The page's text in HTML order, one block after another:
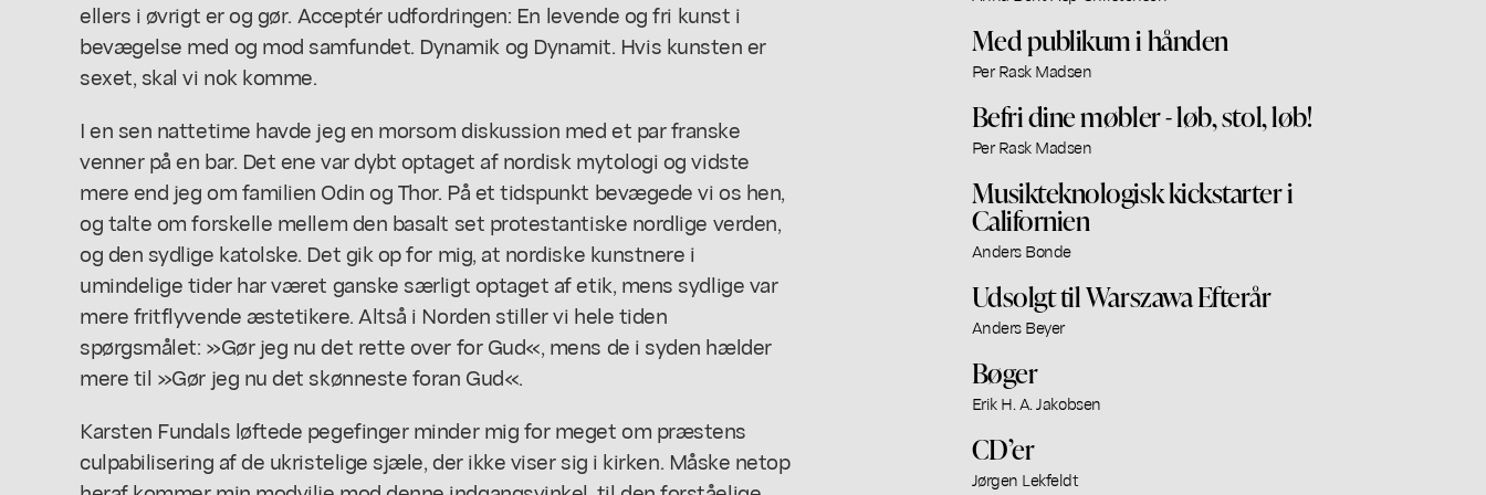
ellers i øvrigt er og gør. Acceptér udfordringen: En levende og fri kunst i
bevægelse med og mod samfundet. Dynamik og Dynamit. Hvis kunsten er
sexet, skal vi nok komme.
I en sen nattetime havde jeg en morsom diskussion med et par franske
venner på en bar. Det ene var dybt optaget af nordisk mytologi og vidste
mere end jeg om familien Odin og Thor. På et tidspunkt bevægede vi os hen,
og talte om forskelle mellem den basalt set protestantiske nordlige verden,
og den sydlige katolske. Det gik op for mig, at nordiske kunstnere i
umindelige tider har været ganske særligt optaget af etik, mens sydlige var
mere fritflyvende æstetikere. Altså i Norden stiller vi hele tiden
spørgsmålet: »Gør jeg nu det rette over for Gud«, mens de i syden hælder
mere til »Gør jeg nu det skønneste foran Gud«.
Karsten Fundals løftede pegefinger minder mig for meget om præstens
culpabilisering af de ukristelige sjæle, der ikke viser sig i kirken. Måske netop
Med publikum i hånden
Per Rask Madsen
Befri dine møbler - løb, stol, løb!
Per Rask Madsen
Musikteknologisk kickstarter i
Californien
Anders Bonde
Udsolgt til Warszawa Efterår
Anders Beyer
Bøger
Erik H. A. Jakobsen
CD’er
Jørgen Lekfeldt